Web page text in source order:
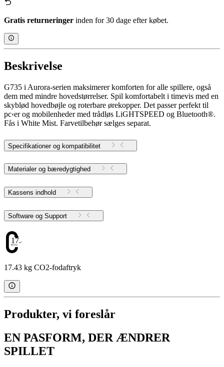
Gratis returneringer inden for 30 dage efter købet.
Beskrivelse
G735 i Aurora-serien maksimerer komforten for alle spillere, også
dem med mindre hovedstørrelser. Spil komfortabelt i timevis med en
skyblød hovedbøjle og roterbare ørekopper. Det passer perfekt til
pc‹er og mobilenheder med trådløs LiGHTSPEED og Bluetooth®.
Fås i White Mist. Farvetilbehør sælges separat.
Specifikationer og kompatibilitet
Materialer og bæredygtighed
Kassens indhold
Software og Support
17.43
17.43 kg CO2-fodaftryk
Produkter, vi foreslår
EN PASFORM, DER ÆNDRER
SPILLET